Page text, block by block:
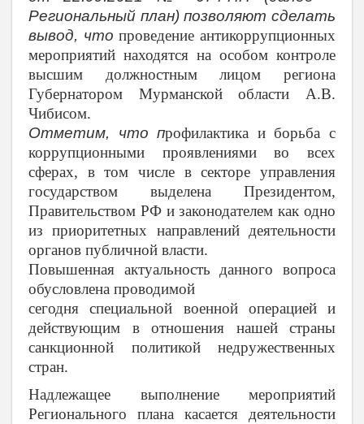
Региональный план) позволяют сделать
вывод, чтопроведение антикоррупционных
мероприятий находятся на особом контроле
высшим должностным лицом региона
Губернатором Мурманской области А.В.
Чибисом.
Отметим, что профилактика и борьба с
коррупционными проявлениями во всех
сферах, в том числе в секторе управления
государством выделена Президентом,
Правительством РФ и законодателем как одно
из приоритетных направлений деятельности
органов публичной власти.
Повышенная актуальность данного вопроса
обусловлена проводимой
сегодня специальной военной операцией и
действующим в отношения нашей страны
санкционной политикой недружественных
стран.
Надлежащее выполнение мероприятий
Регионального плана касается деятельности